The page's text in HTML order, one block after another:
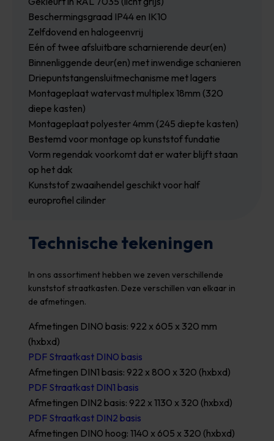
Beschermingsgraad IP44 en IK10
Zelfdovend en halogeenvrij
Eén of twee afsluitbare scharnierende deur(en)
Binnenliggende deur(en) met inwendige schanieren
Driepuntstangensluitmechanisme met lagers
Montageplaat watervast multiplex 18mm (320
diepe kasten)
Montageplaat polyester 4mm (245 diepte kasten)
Bestemd voor montage op kunststof fundatie
Vorm regendak voorkomt dat er water blijft staan
op het dak
Kunststof zwaaihendel geschikt voor half
europrofiel cilinder
Technische tekeningen
In ons assortiment hebben we zeven verschillende
kunststof straatkasten. Deze verschillen van elkaar in
de afmetingen.
Afmetingen DIN0 basis: 922 x 605 x 320 mm
(hxbxd)
PDF Straatkast DIN0 basis
Afmetingen DIN1 basis: 922 x 800 x 320 (hxbxd)
PDF Straatkast DIN1 basis
Afmetingen DIN2 basis: 922 x 1130 x 320 (hxbxd)
PDF Straatkast DIN2 basis
Afmetingen DIN0 hoog: 1140 x 605 x 320 (hxbxd)